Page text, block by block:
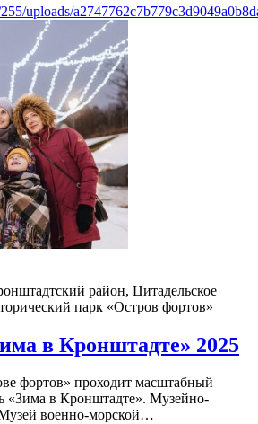
uploads/
район, Цитадельское
парк «Остров фортов»
в Кронштадте» 2025
фортов» проходит масштабный
«Зима в Кронштадте». Музейно-
военно-морской…